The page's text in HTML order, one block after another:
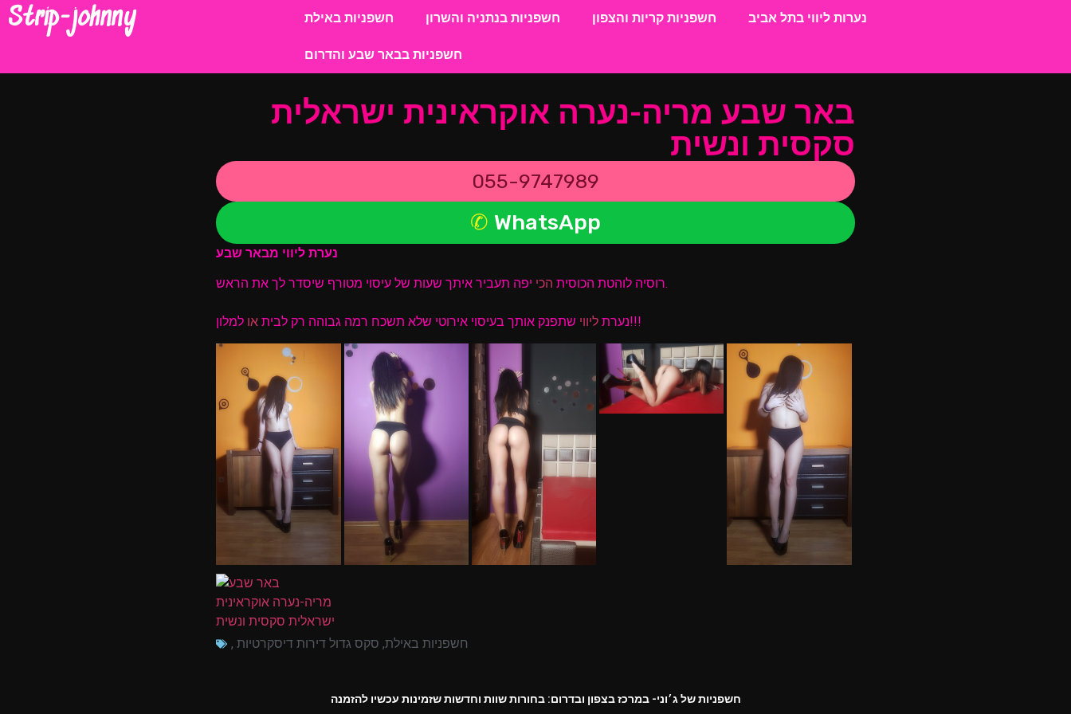
Strip-johnny חשפניות באילת חשפניות בנתניה והשרון חשפניות קריות והצפון נערות ליווי בתל אביב
חשפניות בבאר שבע והדרום
באר שבע מריה-נערה אוקראינית ישראלית
סקסית ונשית
055-9747989
WhatsApp
נערת ליווי מבאר שבע
רוסיה לוהטת הכוסית הכי יפה תעביר איתך שעות של עיסוי מטורף שיסדר לך את הראש.
נערת ליווי שתפנק אותך בעיסוי אירוטי שלא תשכח רמה גבוהה רק לבית או למלון!!!
, חשפניות באילת, סקס גדול דירות דיסקרטיות
חשפניות של ג׳וני- במרכז בצפון ובדרום: בחורות שוות וחדשות שזמינות עכשיו להזמנה